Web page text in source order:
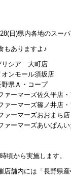
日)県内各地のスー
もありますよ♪
リシア 大町店
オンモール須坂店
野県Ａ・コープ
ァーマーズ佐久平店
ァーマーズ篠ノ井店
ァーマーズおおまち
ァーマーズあいぱん
頃から実施します。
店舗内には「長野県